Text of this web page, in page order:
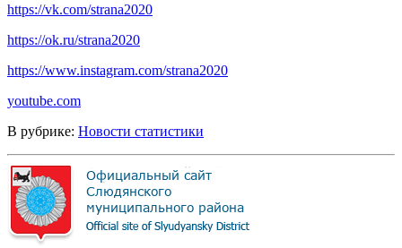
https://vk.com/strana2020
https://ok.ru/strana2020
https://www.instagram.com/strana2020
youtube.com
В рубрике: Новости статистики